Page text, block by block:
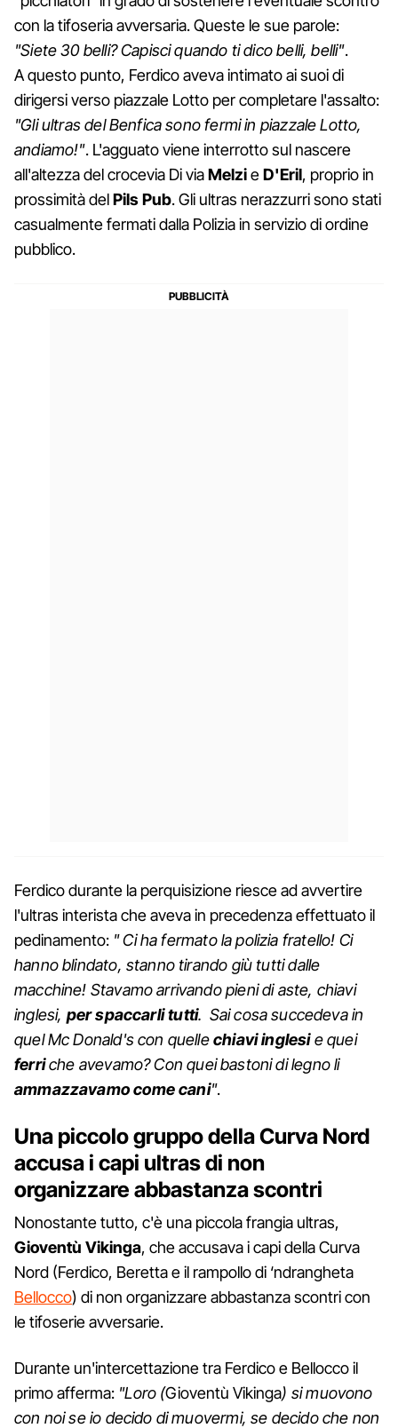
con la tifoseria avversaria. Queste le sue parole:
"Siete 30 belli? Capisci quando ti dico belli, belli".
A questo punto, Ferdico aveva intimato ai suoi di
dirigersi verso piazzale Lotto per completare l'assalto:
"Gli ultras del Benfica sono fermi in piazzale Lotto,
andiamo!". L'agguato viene interrotto sul nascere
all'altezza del crocevia Di viaMelzieD'Eril, proprio in
prossimità delPils Pub. Gli ultras nerazzurri sono stati
casualmente fermati dalla Polizia in servizio di ordine
pubblico.
Ferdico durante la perquisizione riesce ad avvertire
l'ultras interista che aveva in precedenza effettuato il
pedinamento: " Ci ha fermato la polizia fratello! Ci
hanno blindato, stanno tirando giù tutti dalle
macchine! Stavamo arrivando pieni di aste, chiavi
inglesi, per spaccarli tutti. Sai cosa succedeva in
quel Mc Donald's con quellechiavi inglesie quei
ferriche avevamo? Con quei bastoni di legno li
ammazzavamo come cani".
Una piccolo gruppo della Curva Nord
accusa i capi ultras di non
organizzare abbastanza scontri
Nonostante tutto, c'è una piccola frangia ultras,
Gioventù Vikinga, che accusava i capi della Curva
Nord (Ferdico, Beretta e il rampollo di ‘ndrangheta
Bellocco) di non organizzare abbastanza scontri con
le tifoserie avversarie.
Durante un'intercettazione tra Ferdico e Bellocco il
primo afferma: "Loro (Gioventù Vikinga) si muovono
con noi se io decido di muovermi, se decido che non